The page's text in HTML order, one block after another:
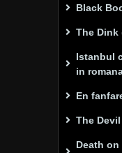
Black
The Dink
Istanbul
in
En
The
Death